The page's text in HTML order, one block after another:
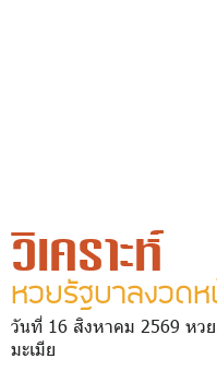
วิเคราะห์
หวยรัฐบาลงวดห
วันที่ 16 สิงหาคม 2569 หว
มะเมีย